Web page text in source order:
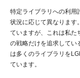
特定ライブラリへの利用
状況に応じて異なります
ていますが、これは私た
の戦略だけを追求してい
は多くのライブラリを
ています。